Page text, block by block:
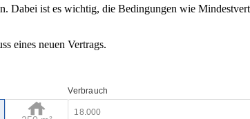
Dabei ist es wichtig, die Bedingungen wie
eines neuen Vertrags.